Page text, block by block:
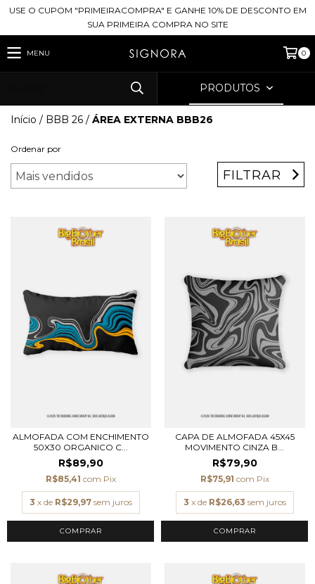
USE O CUPOM "PRIMEIRACOMPRA" E GANHE 10% DE DESCONTO EM
SUA PRIMEIRA COMPRA NO SITE
MENU 0
PRODUTOS
Início / BBB 26 / ÁREA EXTERNA BBB26
Ordenar por
FILTRAR
ALMOFADA COM ENCHIMENTO
50X30 ORGANICO C...
R$89,90
R$85,41 com Pix
3 x de R$29,97 sem juros
CAPA DE ALMOFADA 45X45
MOVIMENTO CINZA B...
R$79,90
R$75,91 com Pix
3 x de R$26,63 sem juros